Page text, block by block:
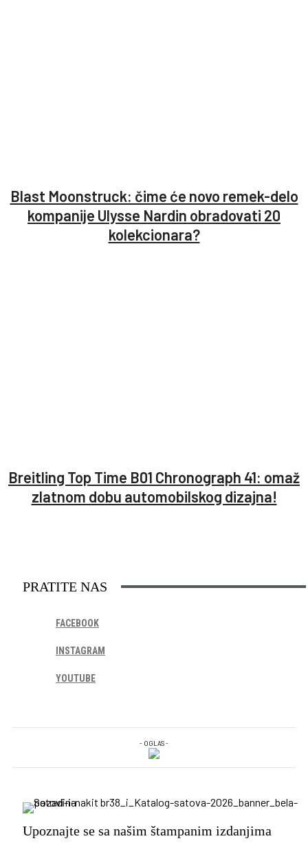
Blast Moonstruck: čime će novo remek-delo
kompanije Ulysse Nardin obradovati 20
kolekcionara?
Breitling Top Time B01 Chronograph 41: omaž
zlatnom dobu automobilskog dizajna!
PRATITE NAS
FACEBOOK
INSTAGRAM
YOUTUBE
- OGLAS -
Upoznajte se sa našim štampanim izdanjima